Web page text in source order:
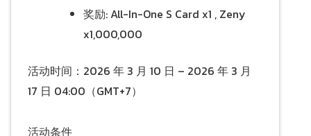
奖励: All-In-One S Card x1 , Zeny
x1,000,000
活动时间：2026 年 3 月 10 日 – 2026 年 3 月
17 日 04:00（GMT+7）
活动条件